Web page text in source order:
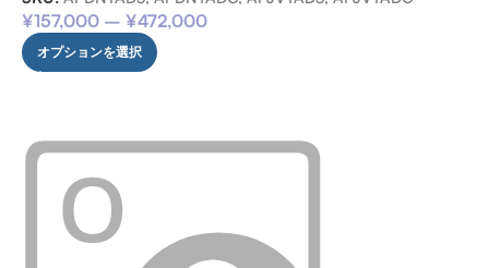
¥157,000 – ¥472,000
オプションを選択